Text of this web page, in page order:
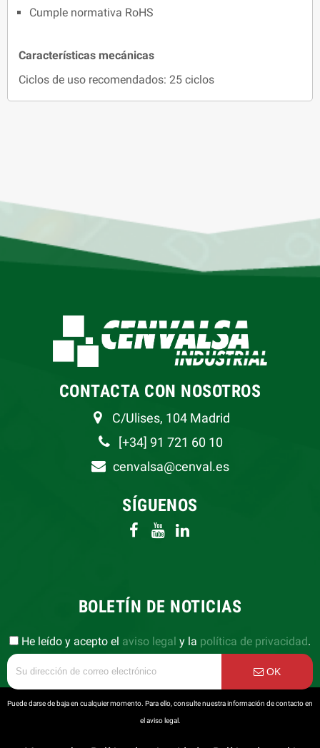
Cumple normativa RoHS
Características mecánicas
Ciclos de uso recomendados: 25 ciclos
CONTACTA CON NOSOTROS
C/Ulises, 104 Madrid
[+34] 91 721 60 10
cenvalsa@cenval.es
SÍGUENOS
BOLETÍN DE NOTICIAS
He leído y acepto el aviso legal y la política de privacidad.
OK
Puede darse de baja en cualquier momento. Para ello, consulte nuestra información de contacto en
el aviso legal.